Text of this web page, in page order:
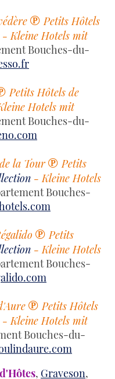
℗ Petits Hôtels
- Kleine Hotels mit
Bouches-du-
Petits Hôtels de
Hotels mit
Bouches-du-
la Tour ℗ Petits
- Kleine Hotels
Bouches-
℗ Petits
- Kleine Hotels
Bouches-
℗ Petits Hôtels
- Kleine Hotels mit
Bouches-du-
, Graveson,